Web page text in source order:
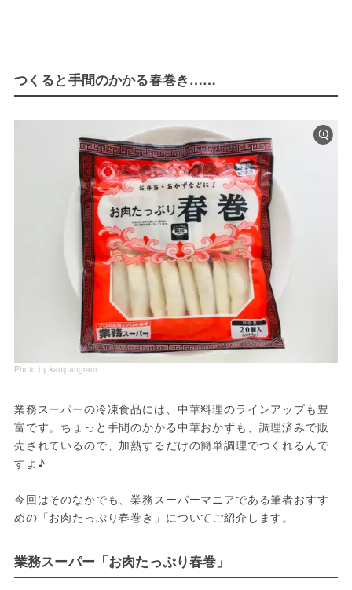
つくると手間のかかる春巻き……
Photo by kanipangram
業務スーパーの冷凍食品には、中華料理のラインアップも豊
富です。ちょっと手間のかかる中華おかずも、調理済みで販
売されているので、加熱するだけの簡単調理でつくれるんで
すよ♪
今回はそのなかでも、業務スーパーマニアである筆者おすす
めの「お肉たっぷり春巻き」についてご紹介します。
業務スーパー「お肉たっぷり春巻」